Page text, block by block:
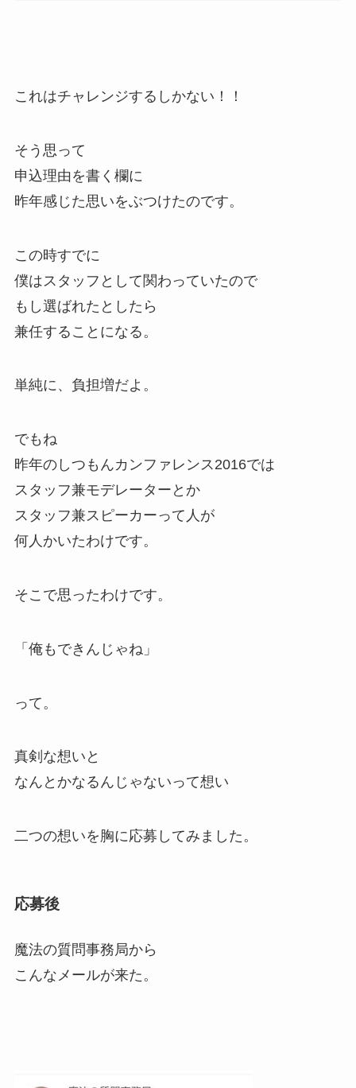
これはチャレンジするしかない！！
そう思って
申込理由を書く欄に
昨年感じた思いをぶつけたのです。
この時すでに
僕はスタッフとして関わっていたので
もし選ばれたとしたら
兼任することになる。
単純に、負担増だよ。
でもね
昨年のしつもんカンファレンス2016では
スタッフ兼モデレーターとか
スタッフ兼スピーカーって人が
何人かいたわけです。
そこで思ったわけです。
「俺もできんじゃね」
って。
真剣な想いと
なんとかなるんじゃないって想い
二つの想いを胸に応募してみました。
応募後
魔法の質問事務局から
こんなメールが来た。